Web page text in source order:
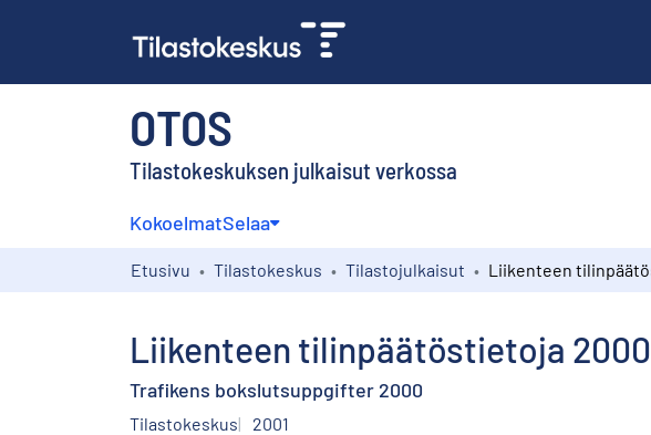
OTOS
Tilastokeskuksen julkaisut verkossa
KokoelmatSelaa
Etusivu Tilastokeskus Tilastojulkaisut
Liikenteen tilinpäätöstietoja 2000
Trafikens bokslutsuppgifter 2000
Tilastokeskus 2001